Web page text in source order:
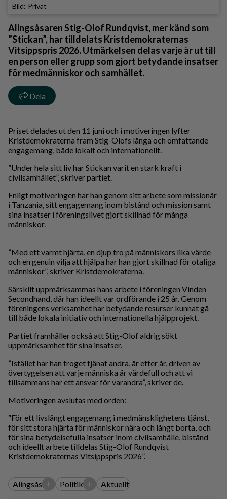
Privat
Alingsåsaren Stig-Olof Rundqvist, mer känd som
”Stickan”, har tilldelats Kristdemokraternas
Vitsippspris 2026. Utmärkelsen delas varje år ut till
en person eller grupp som gjort betydande insatser
för medmänniskor och samhället.
Dela
Priset delades ut den 11 juni och i motiveringen lyfter
Kristdemokraterna fram Stig-Olofs långa och omfattande
engagemang, både lokalt och internationellt.
”Under hela sitt liv har Stickan varit en stark kraft i
civilsamhället”, skriver partiet.
Enligt motiveringen har han genom sitt arbete som missionär
i Tanzania, sitt engagemang inom bistånd och mission samt
sina insatser i föreningslivet gjort skillnad för många
människor.
”Med ett varmt hjärta, en djup tro på människors lika värde
och en genuin vilja att hjälpa har han gjort skillnad för otaliga
människor”, skriver Kristdemokraterna.
Särskilt uppmärksammas hans arbete i föreningen Vinden
Secondhand, där han ideellt var ordförande i 25 år. Genom
föreningens verksamhet har betydande resurser kunnat gå
till både lokala initiativ och internationella hjälpprojekt.
Partiet framhåller också att Stig-Olof aldrig sökt
uppmärksamhet för sina insatser.
”Istället har han troget tjänat andra, år efter år, driven av
övertygelsen att varje människa är värdefull och att vi
tillsammans har ett ansvar för varandra”, skriver de.
Motiveringen avslutas med orden:
”För ett livslångt engagemang i medmänsklighetens tjänst,
för sitt stora hjärta för människor nära och långt borta, och
för sina betydelsefulla insatser inom civilsamhälle, bistånd
och ideellt arbete tilldelas Stig-Olof Rundqvist
Kristdemokraternas Vitsippspris 2026”.
Alingsås + Politik + Aktuellt